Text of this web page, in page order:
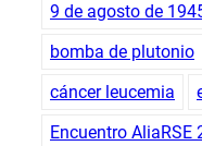
9 de agosto de
bomba de plutonio
cáncer leucemia
Encuentro AliaRSE